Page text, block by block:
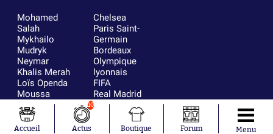
Mohamed
Salah
Mykhailo
Mudryk
Neymar
Khalis Merah
Loïs Openda
Moussa
Niakhaté
Nicolás
Tagliafico
Chelsea
Paris Saint-
Germain
Bordeaux
Olympique
lyonnais
FIFA
Real Madrid
RC Strasbourg
AC Milan
Accueil
10
Actus Boutique Forum Menu